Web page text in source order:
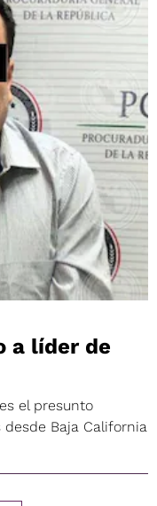
a líder de
el presunto
Baja California